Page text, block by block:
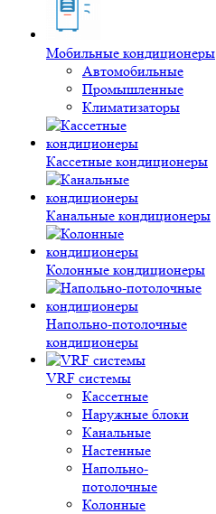
Мобильные кондиционеры
Автомобильные
Промышленные
Климатизаторы
Кассетные кондиционеры
Канальные кондиционеры
Колонные кондиционеры
Напольно-потолочные
кондиционеры
VRF системы
Кассетные
Наружные блоки
Канальные
Настенные
Напольно-
потолочные
Колонные